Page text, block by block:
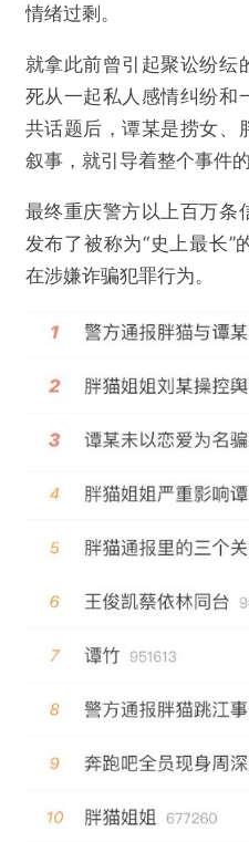
情绪过剩。
就拿此前曾引起聚讼纷纭
死从一起私人感情纠纷和
共话题后，谭某是捞女、
叙事，就引导着整个事件的
最终重庆警方以上百万条
发布了被称为“史上最长”
在涉嫌诈骗犯罪行为。